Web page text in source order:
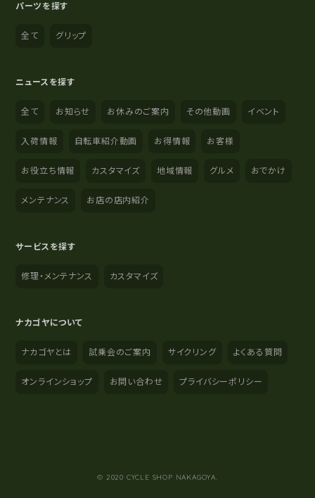
パーツを探す
全て グリップ
ニュースを探す
全て お知らせ お休みのご案内 その他動画 イベント
入荷情報 自転車紹介動画 お得情報 お客様
お役立ち情報 カスタマイズ 地域情報 グルメ おでかけ
メンテナンス お店の店内紹介
サービスを探す
修理・メンテナンス カスタマイズ
ナカゴヤについて
ナカゴヤとは 試乗会のご案内 サイクリング よくある質問
オンラインショップ お問い合わせ プライバシーポリシー
© 2020 CYCLE SHOP NAKAGOYA.